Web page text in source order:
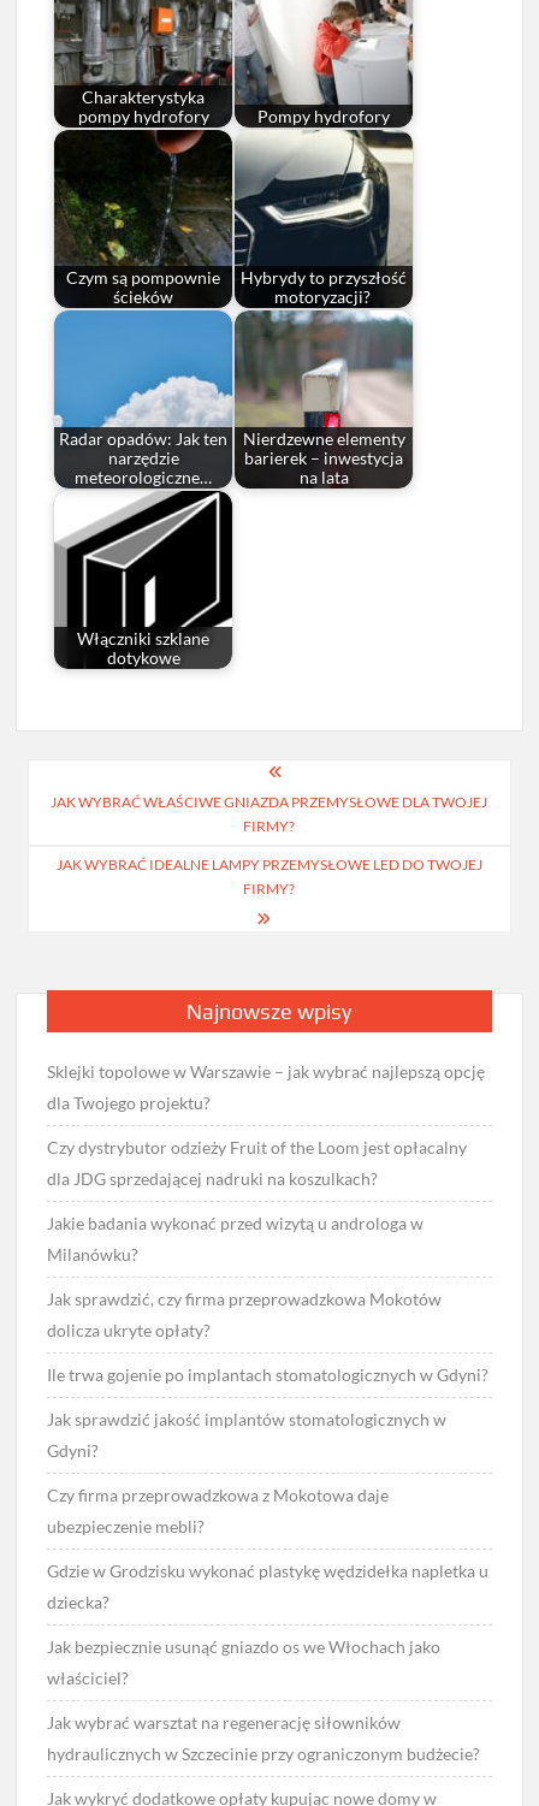
Charakterystyka
pompy hydrofory
Pompy hydrofory
Czym są pompownie
ścieków
Hybrydy to przyszłość
motoryzacji?
Radar opadów: Jak ten
narzędzie
meteorologiczne…
Nierdzewne elementy
barierek – inwestycja
na lata
Włączniki szklane
dotykowe
wpisu
JAK WYBRAĆ WŁAŚCIWE GNIAZDA PRZEMYSŁOWE DLA TWOJEJ
FIRMY?
JAK WYBRAĆ IDEALNE LAMPY PRZEMYSŁOWE LED DO TWOJEJ
FIRMY?
Najnowsze wpisy
Sklejki topolowe w Warszawie – jak wybrać najlepszą opcję
dla Twojego projektu?
Czy dystrybutor odzieży Fruit of the Loom jest opłacalny
dla JDG sprzedającej nadruki na koszulkach?
Jakie badania wykonać przed wizytą u androloga w
Milanówku?
Jak sprawdzić, czy firma przeprowadzkowa Mokotów
dolicza ukryte opłaty?
Ile trwa gojenie po implantach stomatologicznych w Gdyni?
Jak sprawdzić jakość implantów stomatologicznych w
Gdyni?
Czy firma przeprowadzkowa z Mokotowa daje
ubezpieczenie mebli?
Gdzie w Grodzisku wykonać plastykę wędzidełka napletka u
dziecka?
Jak bezpiecznie usunąć gniazdo os we Włochach jako
właściciel?
Jak wybrać warsztat na regenerację siłowników
hydraulicznych w Szczecinie przy ograniczonym budżecie?
Jak wykryć dodatkowe opłaty kupując nowe domy w